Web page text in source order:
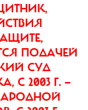
ПОДАЧЕЙ
СУД
С 2003 Г. —